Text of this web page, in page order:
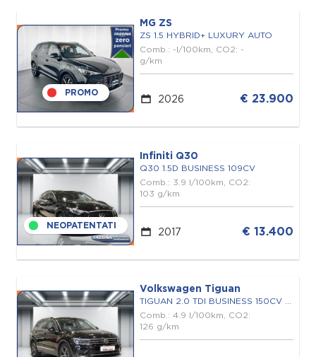
PROMO
MG ZS
ZS 1.5 HYBRID+ LUXURY AUTO
Comb.: -l/100km, CO2: -
g/km
2026 € 23.900
NEOPATENTATI
Infiniti Q30
Q30 1.5D BUSINESS 109CV
Comb.: 3.9 l/100km, CO2:
103 g/km
2017 € 13.400
Volkswagen Tiguan
TIGUAN 2.0 TDI BUSINESS 150CV DSG
Comb.: 4.9 l/100km, CO2:
126 g/km